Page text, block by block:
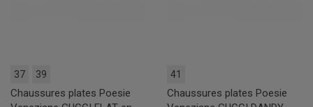
37 39
Chaussures plates Poesie
41
Chaussures plates Poesie